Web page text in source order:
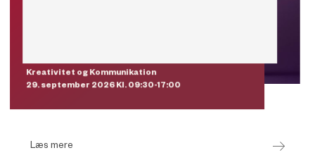
Kreativitet og Kommunikation
29. september 2026 Kl. 09:30-17:00
Læs mere